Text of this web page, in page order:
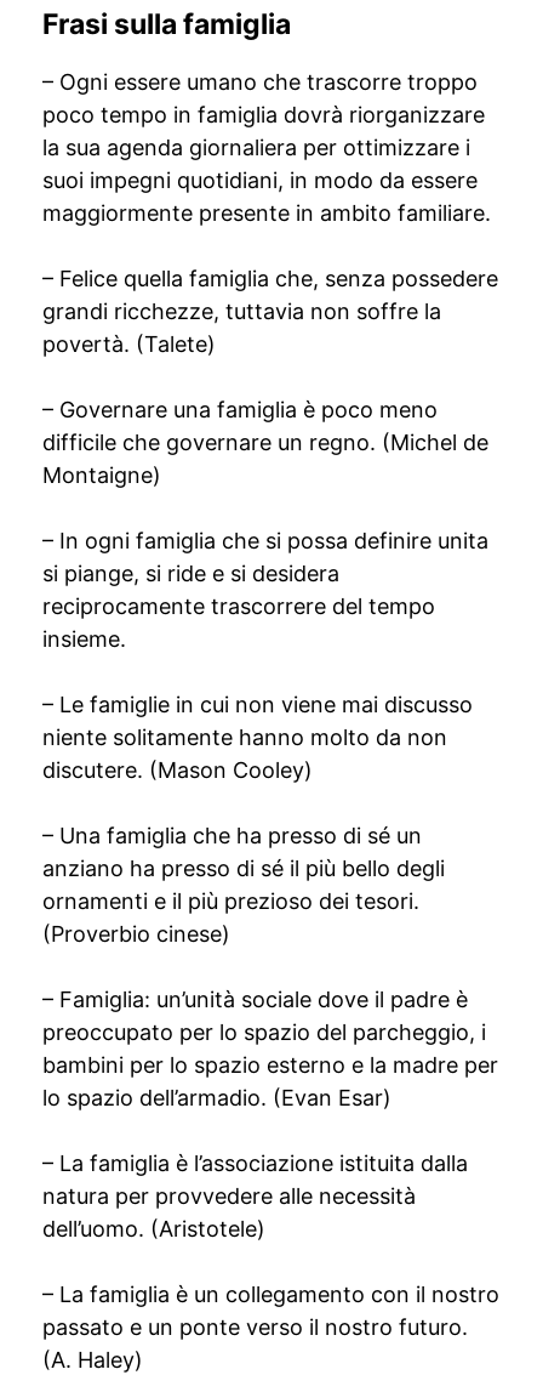
Frasi sulla famiglia
– Ogni essere umano che trascorre troppo
poco tempo in famiglia dovrà riorganizzare
la sua agenda giornaliera per ottimizzare i
suoi impegni quotidiani, in modo da essere
maggiormente presente in ambito familiare.
– Felice quella famiglia che, senza possedere
grandi ricchezze, tuttavia non soffre la
povertà. (Talete)
– Governare una famiglia è poco meno
difficile che governare un regno. (Michel de
Montaigne)
– In ogni famiglia che si possa definire unita
si piange, si ride e si desidera
reciprocamente trascorrere del tempo
insieme.
– Le famiglie in cui non viene mai discusso
niente solitamente hanno molto da non
discutere. (Mason Cooley)
– Una famiglia che ha presso di sé un
anziano ha presso di sé il più bello degli
ornamenti e il più prezioso dei tesori.
(Proverbio cinese)
– Famiglia: un’unità sociale dove il padre è
preoccupato per lo spazio del parcheggio, i
bambini per lo spazio esterno e la madre per
lo spazio dell’armadio. (Evan Esar)
– La famiglia è l’associazione istituita dalla
natura per provvedere alle necessità
dell’uomo. (Aristotele)
– La famiglia è un collegamento con il nostro
passato e un ponte verso il nostro futuro.
(A. Haley)